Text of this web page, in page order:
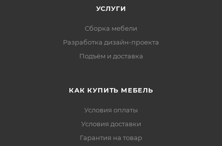
УСЛУГИ
Сборка мебели
Разработка дизайн-проекта
Подъём и доставка
КАК КУПИТЬ МЕБЕЛЬ
Условия оплаты
Условия доставки
Гарантия на товар